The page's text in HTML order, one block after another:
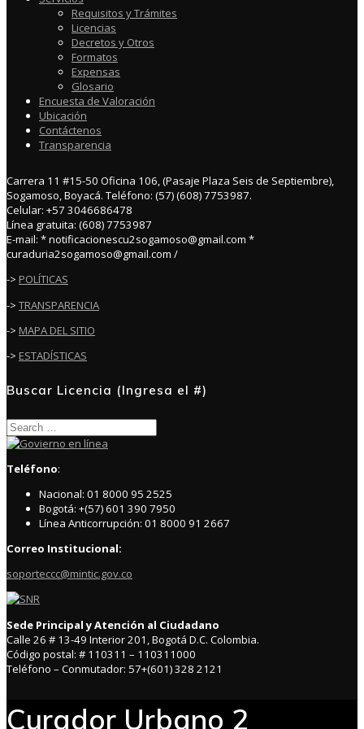
Requisitos y Trámites
Licencias
Decretos y Otros
Formatos
Expensas
Glosario
Encuesta de Valoración
Ubicación
Contáctenos
Transparencia
Carrera 11 #15-50 Oficina 106, (Pasaje Plaza Seis de Septiembre),
Sogamoso, Boyacá. Teléfono: (57) (608) 7753987.
Celular: +57 3046686478
Línea gratuita: (608) 7753987
E-mail: * notificacionescu2sogamoso@gmail.com *
curaduria2sogamoso@gmail.com /
-> POLÍTICAS
-> TRANSPARENCIA
-> MAPA DEL SITIO
-> ESTADÍSTICAS
Buscar Licencia (Ingresa el #)
Search
for:
Teléfono:
Nacional: 01 8000 95 2525
Bogotá: +(57) 601 390 7950
Línea Anticorrupción: 01 8000 91 2667
Correo Institucional:
soporteccc@mintic.gov.co
Sede Principal y Atención al Ciudadano
Calle 26 # 13-49 Interior 201, Bogotá D.C. Colombia.
Código postal: # 110311 – 110311000
Teléfono – Conmutador: 57+(601) 328 2121
Curador Urbano 2